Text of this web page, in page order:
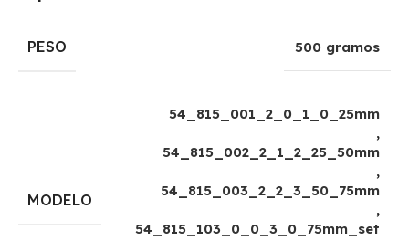
PESO 500 gramos
MODELO
54_815_001_2_0_1_0_25mm
,
54_815_002_2_1_2_25_50mm
,
54_815_003_2_2_3_50_75mm
,
54_815_103_0_0_3_0_75mm_set